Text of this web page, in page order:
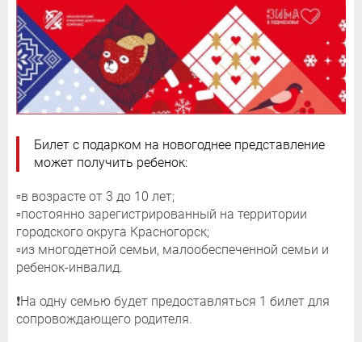
Билет с подарком на новогоднее представление
может получить ребенок:
▫️в возрасте от 3 до 10 лет;
▫️постоянно зарегистрированный на территории
городского округа Красногорск;
▫️из многодетной семьи, малообеспеченной семьи и
ребенок-инвалид.
❗️На одну семью будет предоставляться 1 билет для
сопровождающего родителя.